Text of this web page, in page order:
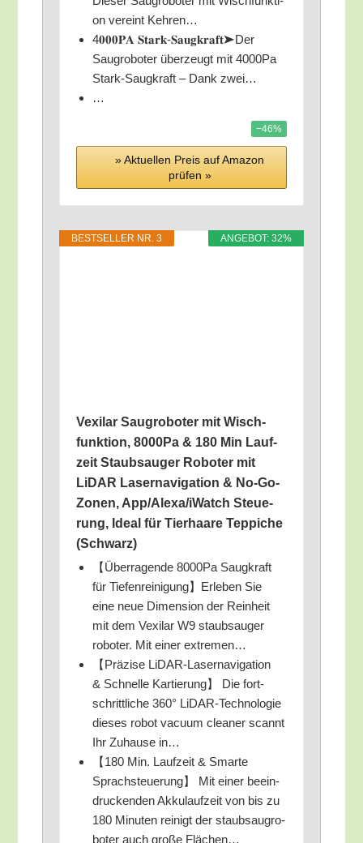
on ver­eint Kehren…
4𝟎𝟎𝟎𝐏𝐀 𝐒𝐭𝐚𝐫𝐤-𝐒𝐚𝐮𝐠𝐤𝐫𝐚𝐟𝐭➤Der
Saug­ro­bo­ter über­zeugt mit 4000Pa
Stark-Saug­kraft – Dank zwei…
…
−46%
» Aktu­el­len Preis auf Ama­zon
prü­fen »
ANGE­BOT: 32%
BEST­SEL­LER NR. 3
Vexilar Saug­ro­bo­ter mit Wisch­
funk­ti­on, 8000Pa & 180 Min Lauf­
zeit Staub­sauger Robo­ter mit
LiDAR Laser­na­vi­ga­ti­on & No-Go-
Zonen, App/​Alexa/​iWatch Steue­
rung, Ide­al für Tier­haa­re Tep­pi­che
(Schwarz)
【Über­ra­gen­de 8000Pa Saug­kraft
für Tiefenreinigung】Erleben Sie
eine neue Dimen­si­on der Rein­heit
mit dem Vexilar W9 staub­sauger
robo­ter. Mit einer extremen…
【Prä­zi­se LiDAR-Laser­na­vi­ga­ti­on
& Schnel­le Kar­tie­rung】 Die fort­
schritt­li­che 360° LiDAR-Tech­no­lo­gie
die­ses robot vacu­um clea­ner scannt
Ihr Zuhau­se in…
【180 Min. Lauf­zeit & Smar­te
Sprach­steue­rung】 Mit einer beein­
dru­cken­den Akku­lauf­zeit von bis zu
180 Minu­ten rei­nigt der staub­saug­ro­
bo­ter auch gro­ße Flächen…